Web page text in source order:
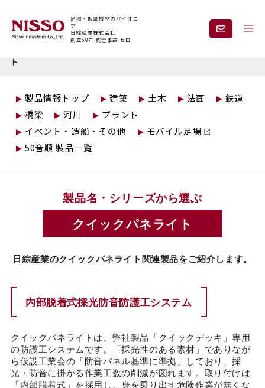
足場・仮設機材のパイオニ
ア
日綜産業株式会社
創立58年 死亡事故 ゼロ
企業情報 製品情報
現場紹介 課題から探す
レンタル 採用情報
ト
製品情報トップ 建築 土木 法面
鉄道
橋梁
河川
プラント
イベント・造船・その他
モバイル足場
50音順 製品一覧
製品名・シリーズから選ぶ
クイックパネライト
日綜産業のクイックパネライト関連製品をご紹介します。
内部脱着式採光防音防護工システム
クイックパネライトは、弊社製品「クイックデッキ」専用
の防護工システムです。「採光性のある素材」でありなが
ら仮設工業会の「防音パネル基準に準拠」しており、採
光・防音に掛かる作業工数の削減が図れます。取り付けは
「内部脱着式」を採用し、身を乗り出す危険作業が無くな